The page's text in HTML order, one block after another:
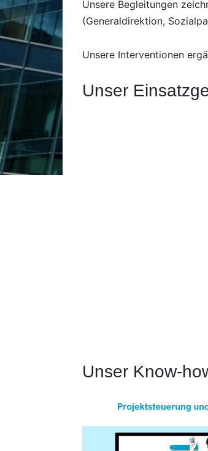
Unsere Begleitungen
(Generaldirektion,
Unsere Interventionen
Unser
Unser Know-